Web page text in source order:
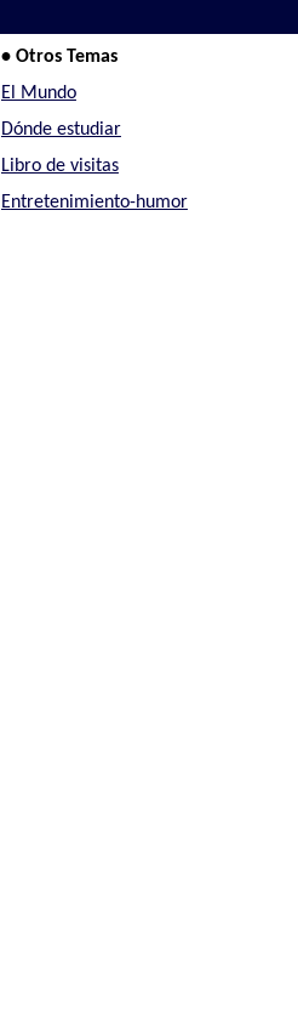
• Otros Temas
El Mundo
Dónde estudiar
Libro de visitas
Entretenimiento-humor